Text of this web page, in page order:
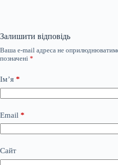
Залишити відповідь
Ваша e-mail адреса не
позначені *
Ім’я *
Email *
Сайт